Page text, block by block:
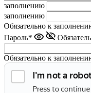
заполнению
заполнению
Обязательно к
Пароль*
Обязательно к